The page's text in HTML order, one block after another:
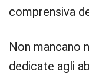
comprensiva
Non mancano
dedicate agli